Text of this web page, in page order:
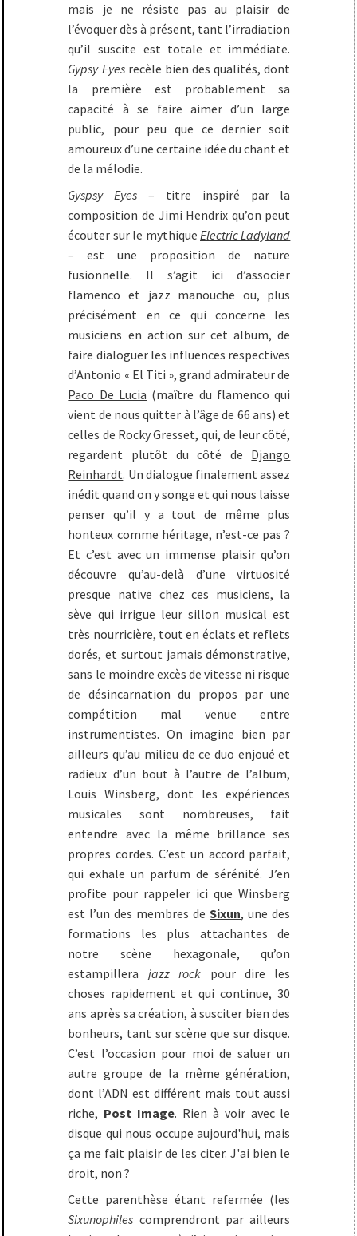
mais je ne résiste pas au plaisir de
l’évoquer dès à présent, tant l’irradiation
qu’il suscite est totale et immédiate.
Gypsy Eyesrecèle bien des qualités, dont
la première est probablement sa
capacité à se faire aimer d’un large
public, pour peu que ce dernier soit
amoureux d’une certaine idée du chant et
de la mélodie.
Gyspsy Eyes – titre inspiré par la
composition de Jimi Hendrix qu’on peut
écouter sur le mythique Electric Ladyland
– est une proposition de nature
fusionnelle. Il s’agit ici d’associer
flamenco et jazz manouche ou, plus
précisément en ce qui concerne les
musiciens en action sur cet album, de
faire dialoguer les influences respectives
d’Antonio « El Titi », grand admirateur de
Paco De Lucia (maître du flamenco qui
vient de nous quitter à l’âge de 66 ans) et
celles de Rocky Gresset, qui, de leur côté,
regardent plutôt du côté de Django
Reinhardt. Un dialogue finalement assez
inédit quand on y songe et qui nous laisse
penser qu’il y a tout de même plus
honteux comme héritage, n’est-ce pas ?
Et c’est avec un immense plaisir qu’on
découvre qu’au-delà d’une virtuosité
presque native chez ces musiciens, la
sève qui irrigue leur sillon musical est
très nourricière, tout en éclats et reflets
dorés, et surtout jamais démonstrative,
sans le moindre excès de vitesse ni risque
de désincarnation du propos par une
compétition mal venue entre
instrumentistes. On imagine bien par
ailleurs qu’au milieu de ce duo enjoué et
radieux d’un bout à l’autre de l’album,
Louis Winsberg, dont les expériences
musicales sont nombreuses, fait
entendre avec la même brillance ses
propres cordes. C’est un accord parfait,
qui exhale un parfum de sérénité. J’en
profite pour rappeler ici que Winsberg
est l’un des membres deSixun, une des
formations les plus attachantes de
notre scène hexagonale, qu’on
estampillera jazz rock pour dire les
choses rapidement et qui continue, 30
ans après sa création, à susciter bien des
bonheurs, tant sur scène que sur disque.
C’est l’occasion pour moi de saluer un
autre groupe de la même génération,
dont l’ADN est différent mais tout aussi
riche, Post Image. Rien à voir avec le
disque qui nous occupe aujourd'hui, mais
ça me fait plaisir de les citer. J'ai bien le
droit, non ?
Cette parenthèse étant refermée (les
Sixunophiles comprendront par ailleurs